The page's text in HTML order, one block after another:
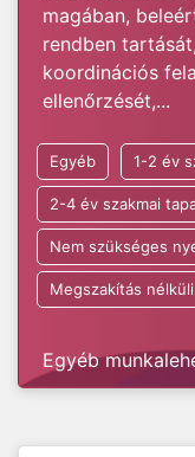
magában,
rendben
koordinációs
ellenőrzését,...
Egyéb 1-2 év
2-4 év szakmai
Nem szükséges
Megszakítás
Egyéb